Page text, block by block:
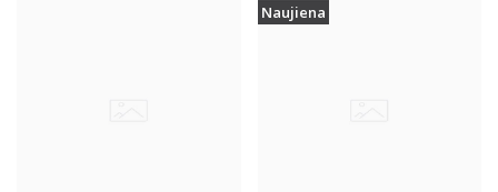
Naujiena